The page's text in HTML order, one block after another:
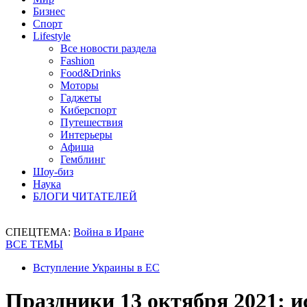
Бизнес
Спорт
Lifestyle
Все новости раздела
Fashion
Food&Drinks
Моторы
Гаджеты
Киберспорт
Путешествия
Интерьеры
Афиша
Гемблинг
Шоу-биз
Наука
БЛОГИ ЧИТАТЕЛЕЙ
СПЕЦТЕМА: Война в Иране
ВСЕ ТЕМЫ
Вступление Украины в ЕС
Праздники 13 октября 2021: